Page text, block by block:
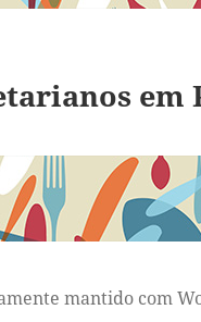
em
mantido com